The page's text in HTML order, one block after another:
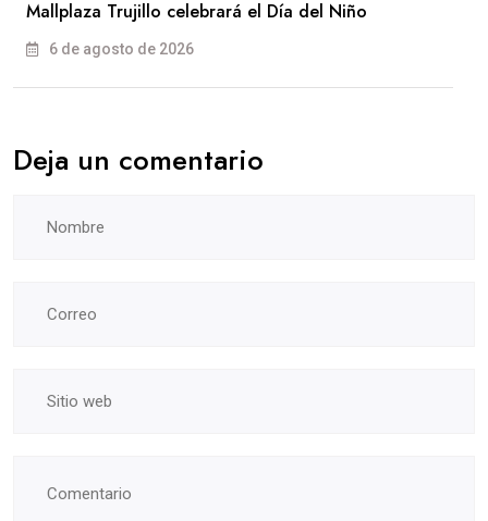
Mallplaza Trujillo celebrará el Día del Niño
6 de agosto de 2026
Deja un comentario